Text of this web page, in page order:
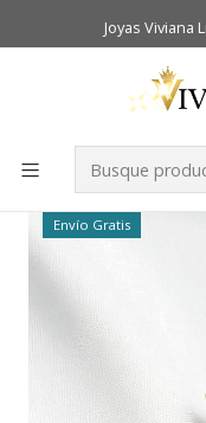
Joyas Viviana
Catálogo
-26% OFF
Envío Gratis